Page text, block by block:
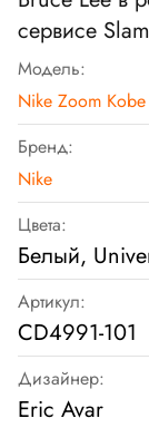
сервисе
Модель:
Nike Zoom
Бренд:
Nike
Цвета:
Белый,
Артикул:
CD4991-101
Дизайнер:
Eric Avar